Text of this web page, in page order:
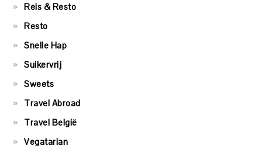
Reis & Resto
Resto
Snelle Hap
Suikervrij
Sweets
Travel Abroad
Travel België
Vegatarian